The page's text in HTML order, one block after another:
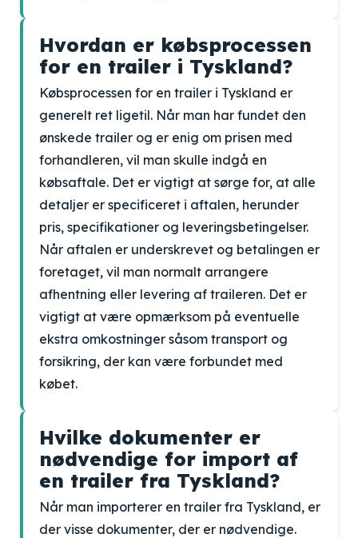
Hvordan er købsprocessen
for en trailer i Tyskland?
Købsprocessen for en trailer i Tyskland er
generelt ret ligetil. Når man har fundet den
ønskede trailer og er enig om prisen med
forhandleren, vil man skulle indgå en
købsaftale. Det er vigtigt at sørge for, at alle
detaljer er specificeret i aftalen, herunder
pris, specifikationer og leveringsbetingelser.
Når aftalen er underskrevet og betalingen er
foretaget, vil man normalt arrangere
afhentning eller levering af traileren. Det er
vigtigt at være opmærksom på eventuelle
ekstra omkostninger såsom transport og
forsikring, der kan være forbundet med
købet.
Hvilke dokumenter er
nødvendige for import af
en trailer fra Tyskland?
Når man importerer en trailer fra Tyskland, er
der visse dokumenter, der er nødvendige.